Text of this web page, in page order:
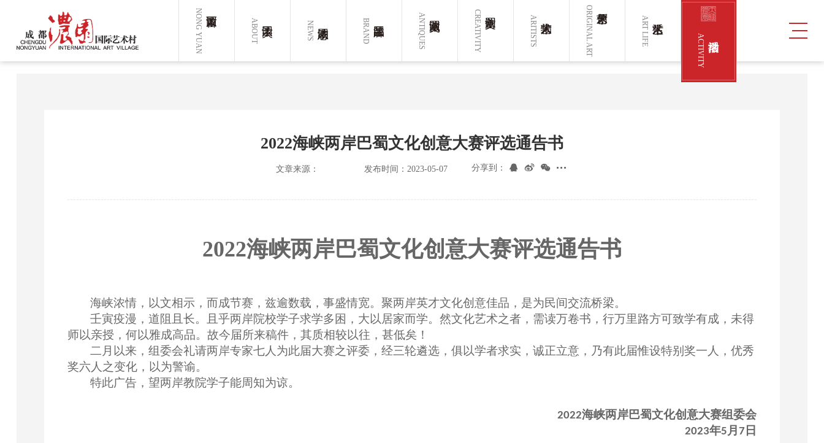
NONG YUAN ABOUT NEWS BRAND ANTIQUES CREATIVITY ARITISTS ORIGINAL ART ART LIFE
ACTIVITY
2022海峡两岸巴蜀文化创意大赛评选通告书
文章来源： 发布时间：2023-05-07 分享到：
2022海峡两岸巴蜀文化创意大赛评选通告书
海峡浓情，以文相示，而成节赛，兹逾数载，事盛情宽。聚两岸英才文化创意佳品，是为民间交流桥梁。
壬寅疫漫，道阻且长。且乎两岸院校学子求学多困，大以居家而学。然文化艺术之者，需读万卷书，行万里路方可致学有成，未得
师以亲授，何以雅成高品。故今届所来稿件，其质相较以往，甚低矣！
二月以来，组委会礼请两岸专家七人为此届大赛之评委，经三轮遴选，俱以学者求实，诚正立意，乃有此届惟设特别奖一人，优秀
奖六人之变化，以为警谕。
特此广告，望两岸教院学子能周知为谅。
2022海峡两岸巴蜀文化创意大赛组委会
2023年5 月 7 日